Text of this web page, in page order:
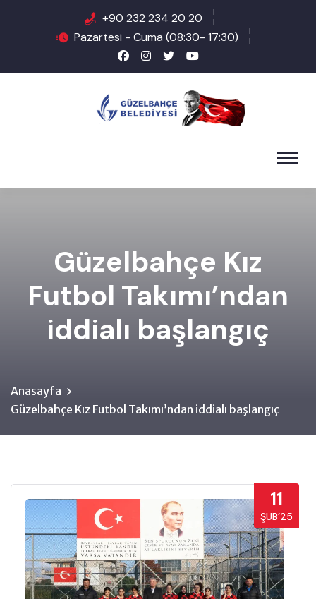
+90 232 234 20 20
Pazartesi - Cuma (08:30- 17:30)
Güzelbahçe Kız
Futbol Takımı’ndan
iddialı başlangıç
Anasayfa
Güzelbahçe Kız Futbol Takımı’ndan iddialı başlangıç
11
ŞUB’25